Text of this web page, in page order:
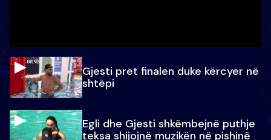
Gjesti pret finalen duke kërcyer në
shtëpi
Egli dhe Gjesti shkëmbejnë puthje
teksa shijojnë muzikën në pishinë